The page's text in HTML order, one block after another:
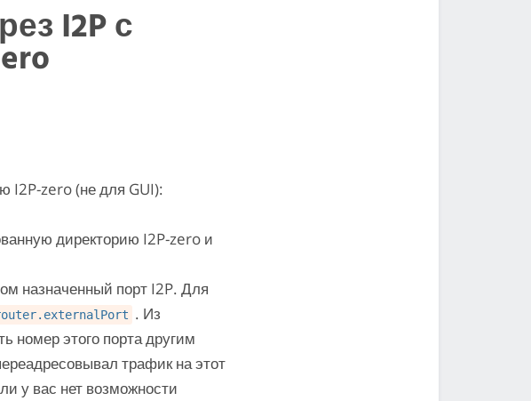
I2P с
I2P-zero (не для GUI):
директорию I2P-zero и
назначенный порт I2P. Для
. Из
номер этого порта другим
трафик на этот
у вас нет возможности